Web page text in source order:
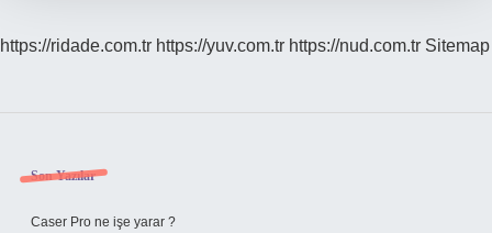
https://ridade.com.tr https://yuv.com.tr https://nud.com.tr Sitemap
Sidebar
Son Yazılar
Caser Pro ne işe yarar ?